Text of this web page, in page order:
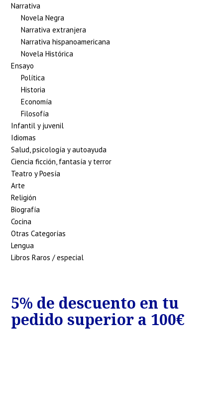
Narrativa
Novela Negra
Narrativa extranjera
Narrativa hispanoamericana
Novela Histórica
Ensayo
Política
Historia
Economía
Filosofía
Infantil y juvenil
Idiomas
Salud, psicología y autoayuda
Ciencia ficción, fantasía y terror
Teatro y Poesía
Arte
Religión
Biografía
Cocina
Otras Categorías
Lengua
Libros Raros / especial
5% de descuento en tu
pedido superior a 100€